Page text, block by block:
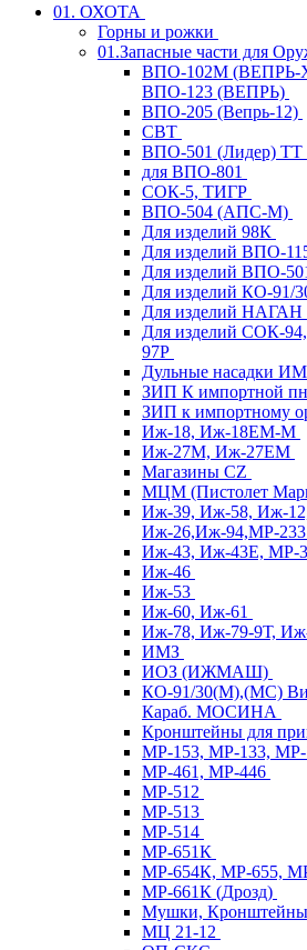
01. ОХОТА
Горны и рожки
01.Запасные части для
ВПО-102М (ВЕПРЬ-
ВПО-123 (ВЕПРЬ)
ВПО-205 (Вепрь-12)
СВТ
ВПО-501 (Лидер) ТТ
для ВПО-801
СОК-5, ТИГР
ВПО-504 (АПС-М)
Для изделий 98К
Для изделий ВПО-
Для изделий ВПО-
Для изделий КО-
Для изделий НАГАН
Для изделий СОК-
97Р
Дульные насадки
ЗИП К импортной
ЗИП к импортному
Иж-18, Иж-18ЕМ-М
Иж-27М, Иж-27ЕМ
Магазины CZ
МЦМ (Пистолет
Иж-39, Иж-58, Иж-
Иж-26,Иж-94,МР-233
Иж-43, Иж-43Е, МР-
Иж-46
Иж-53
Иж-60, Иж-61
Иж-78, Иж-79-9Т,
ИМЗ
ИОЗ (ИЖМАШ)
КО-91/30(М),(МС)
Караб. МОСИНА
Кронштейны для
МР-153, МР-133, МР-
МР-461, МР-446
МР-512
МР-513
МР-514
МР-651К
МР-654К, МР-655,
МР-661К (Дрозд)
Мушки,
МЦ 21-12